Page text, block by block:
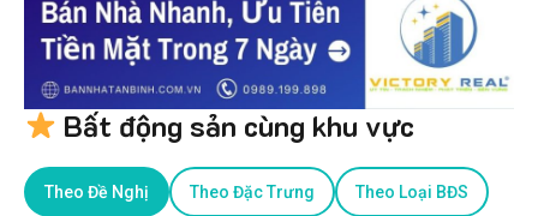
Bất động sản cùng khu vực
Theo Đề Nghị Theo Đặc Trưng Theo Loại BĐS